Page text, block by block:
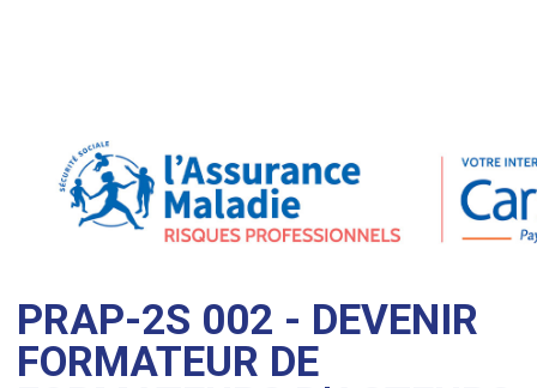
PRAP-2S 002 - DEVENIR
FORMATEUR DE